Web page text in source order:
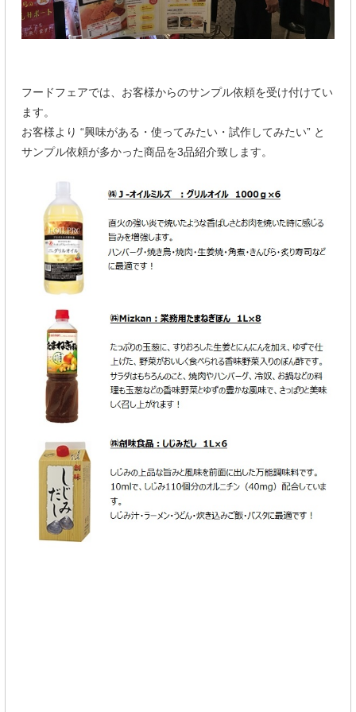
フードフェアでは、お客様からのサンプル依頼を受け付けてい
ます。
お客様より “興味がある・使ってみたい・試作してみたい” と
サンプル依頼が多かった商品を3品紹介致します。